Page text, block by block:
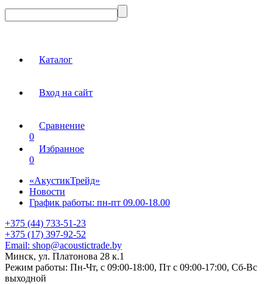
Каталог
Вход на сайт
Сравнение
0
Избранное
0
«АкустикТрейд»
Новости
График работы: пн-пт 09.00-18.00
+375 (44) 733-51-23
+375 (17) 397-92-52
Email: shop@acoustictrade.by
Минск, ул. Платонова 28 к.1
Режим работы: Пн-Чт, с 09:00-18:00, Пт с 09:00-17:00, Сб-Вс
выходной